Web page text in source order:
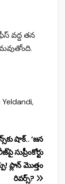
వద్ద తన
,
షాక్.. ‘జన
సుప్రీంకోర్టు
ప్లాన్ మొత్తం
రివర్స్?